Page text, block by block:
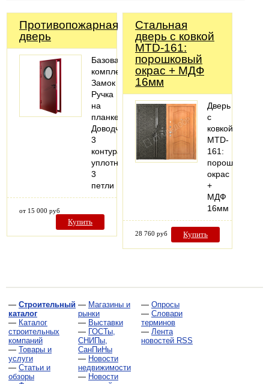
Противопожарная
дверь
Базовая
комплектация:
Замок
Ручка
на
планке
Доводчик
3
контура
уплотнения
3
петли
от 15 000 руб
Купить
Стальная
дверь с ковкой
MTD-161:
порошковый
окрас + МДФ
16мм
Дверь
с
ковкой
MTD-
161:
порошковый
окрас
+
МДФ
16мм
28 760 руб Купить
— Строительный
каталог
— Каталог
строительных
компаний
— Товары и
услуги
— Статьи и
обзоры
— Магазины и
рынки
— Выставки
— ГОСТы,
СНИПы,
СанПиНы
— Новости
недвижимости
— Новости
— Опросы
— Словари
терминов
— Лента
новостей RSS